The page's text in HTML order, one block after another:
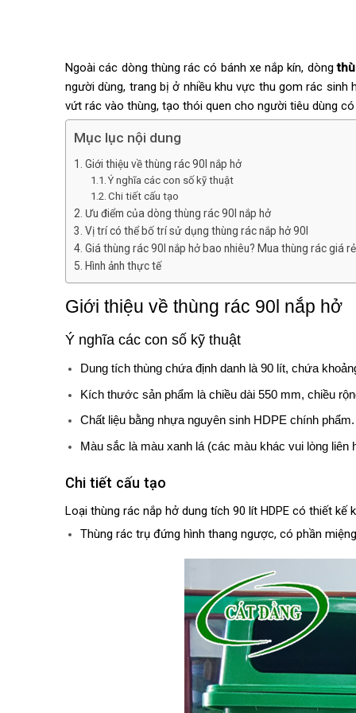
Ngoài các dòng thùng rác có bánh xe nắp kín, dòng
người dùng, trang bị ở nhiều khu vực thu gom rác sinh
vứt rác vào thùng, tạo thói quen cho người tiêu dùng
Mục lục nội dung
Giới thiệu về thùng rác 90l nắp hở
Ý nghĩa các con số kỹ thuật
Chi tiết cấu tạo
Ưu điểm của dòng thùng rác 90l nắp hở
Vị trí có thể bố trí sử dụng thùng rác nắp hở 90l
Giá thùng rác 90l nắp hở bao nhiêu? Mua thùng rác giá
Hình ảnh thực tế
Giới thiệu về thùng rác 90l nắp hở
Ý nghĩa các con số kỹ thuật
Dung tích thùng chứa định danh là 90 lít, chứa
Kích thước sản phẩm là chiều dài 550 mm, chiều
Chất liệu bằng nhựa nguyên sinh HDPE chính phẩm.
Màu sắc là màu xanh lá (các màu khác vui lòng
Chi tiết cấu tạo
Loại thùng rác nắp hở dung tích 90 lít HDPE có thiết kế
Thùng rác trụ đứng hình thang ngược, có phần